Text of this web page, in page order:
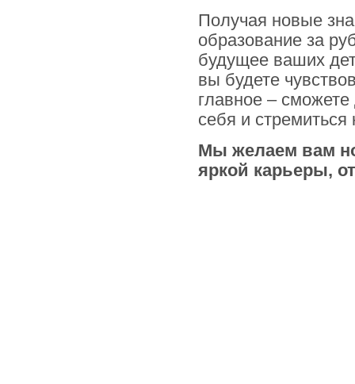
Получая новые
образование за
будущее ваших
вы будете
главное – сможете
себя и
Мы желаем вам
яркой карьеры,